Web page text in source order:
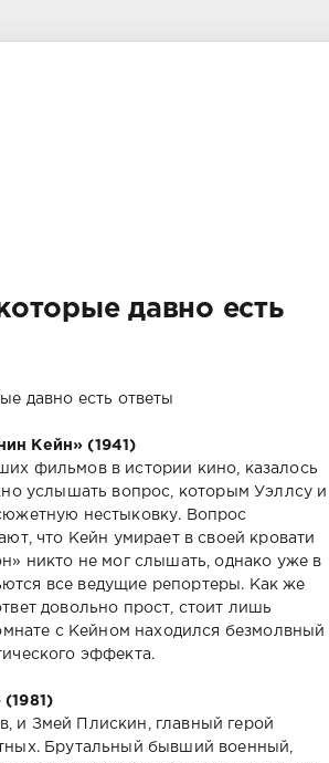
давно есть
Кейн» (1941)
фильмов в истории кино, казалось
услышать вопрос, которым Уэллсу и
нестыковку. Вопрос
что Кейн умирает в своей кровати
никто не мог слышать, однако уже в
все ведущие репортеры. Как же
довольно прост, стоит лишь
с Кейном находился безмолвный
эффекта.
и Змей Плискин, главный герой
Брутальный бывший военный,